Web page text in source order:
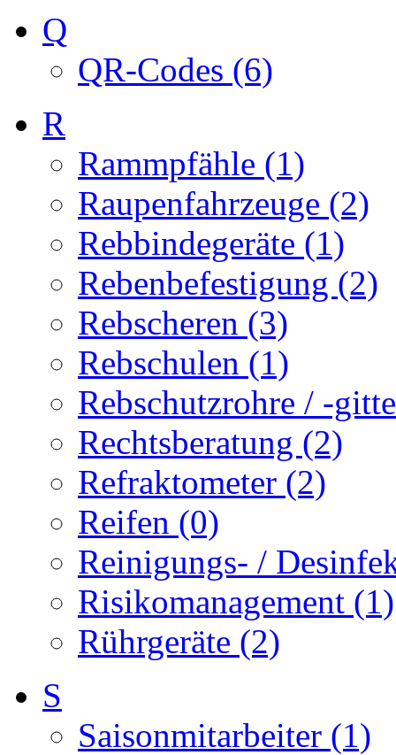
Q
QR-Codes (6)
R
Rammpfähle (1)
Raupenfahrzeuge (2)
Rebbindegeräte (1)
Rebenbefestigung (2)
Rebscheren (3)
Rebschulen (1)
Rebschutzrohre / -
Rechtsberatung (2)
Refraktometer (2)
Reifen (0)
Reinigungs- /
Risikomanagement (1)
Rührgeräte (2)
S
Saisonmitarbeiter (1)